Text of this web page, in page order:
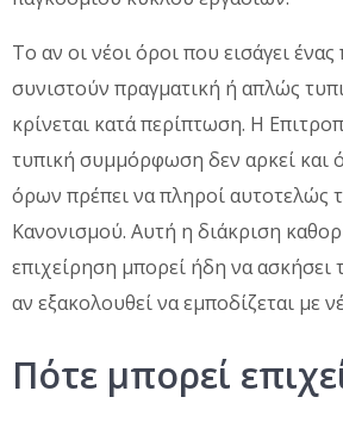
Το αν οι νέοι όροι που εισάγει
συνιστούν πραγματική ή απλώς
κρίνεται κατά περίπτωση. Η
τυπική συμμόρφωση δεν αρκεί και
όρων πρέπει να πληροί αυτοτελώς
Κανονισμού. Αυτή η διάκριση
επιχείρηση μπορεί ήδη να ασκήσει
αν εξακολουθεί να εμποδίζεται με
Πότε μπορεί